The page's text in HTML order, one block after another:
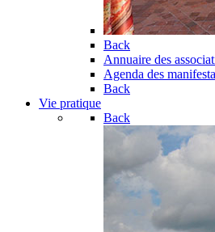
Back
Annuaire des
Agenda des
Back
Vie pratique
Back